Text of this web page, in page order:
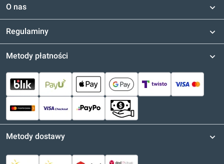
O nas
Regulaminy
Metody płatności
Metody dostawy